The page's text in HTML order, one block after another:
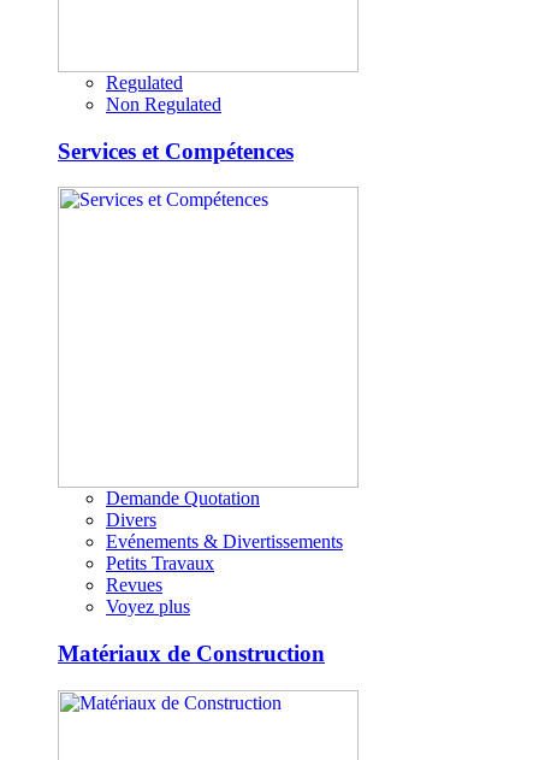
Regulated
Non Regulated
Services et Compétences
Demande Quotation
Divers
Evénements & Divertissements
Petits Travaux
Revues
Voyez plus
Matériaux de Construction